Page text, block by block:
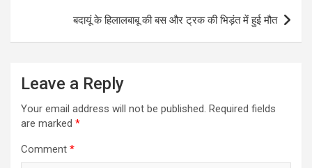
बदायूं के हिलालबाबू की बस और ट्रक की भिड़ंत में हुई मौत
Leave a Reply
Your email address will not be published. Required fields
are marked *
Comment *